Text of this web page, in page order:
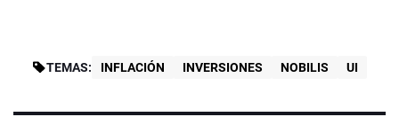
TEMAS: INFLACIÓN INVERSIONES NOBILIS UI